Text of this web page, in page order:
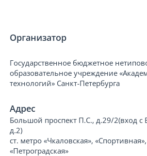
Организатор
Государственное бюджетное
образовательное учреждение
технологий» Санкт-Петербурга
Адрес
Большой проспект П.С., д.29/2(вход с
д.2)
ст. метро «Чкаловская»,
«Петроградская»